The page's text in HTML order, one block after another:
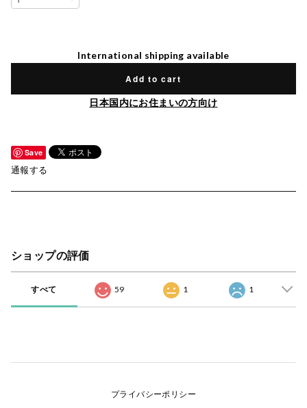
International shipping available
Add to cart
日本国内にお住まいの方向け
Save
通報する
ショップの評価
すべて 59 1 1
プライバシーポリシー